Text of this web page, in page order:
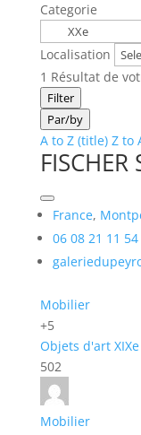
Categorie
Localisation
1 Résultat de
Filter
Par/by
A to Z (title) Z to
FISCHER
France,
06 08 21 11 54
Mobilier
+5
Objets d'art XIXe
502
Mobilier